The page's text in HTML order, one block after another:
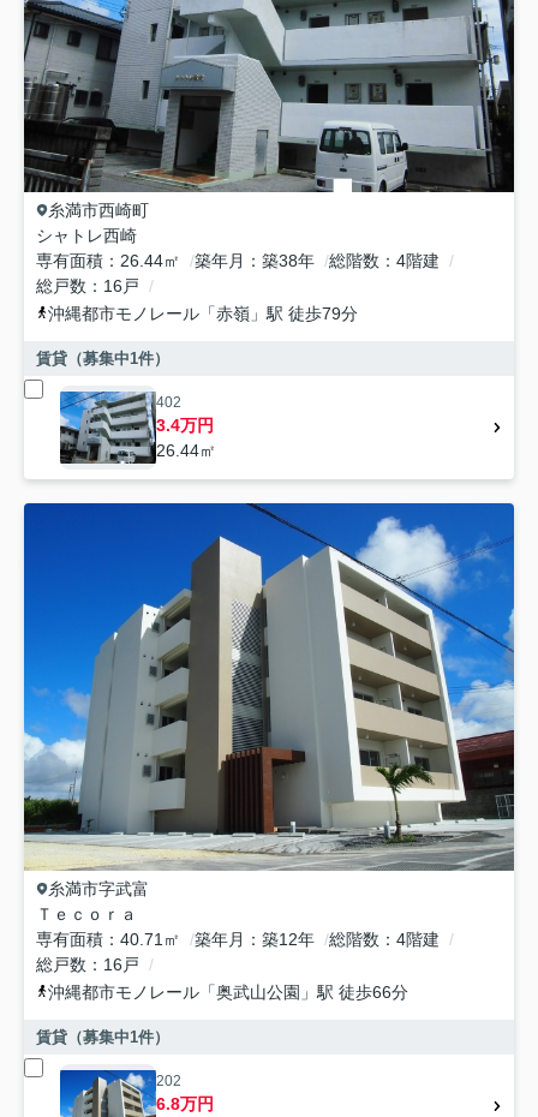
糸満市西崎町
シャトレ西崎
専有面積
26.44㎡ 築年月 築38年 総階数
4階建
総戸数
16戸
沖縄都市モノレール 「赤嶺 」駅 徒歩79分
賃貸（募集中1件）
402
3.4万円
26.44㎡
糸満市字武富
Ｔｅｃｏｒａ
専有面積
40.71㎡ 築年月 築12年 総階数
4階建
総戸数
16戸
沖縄都市モノレール 「奥武山公園 」駅 徒歩66分
賃貸（募集中1件）
202
6.8万円